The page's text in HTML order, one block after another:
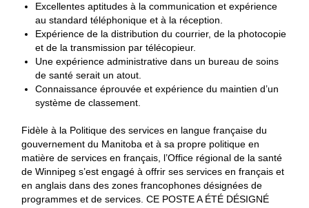
Excellentes aptitudes à la communication et expérience
au standard téléphonique et à la réception.
Expérience de la distribution du courrier, de la photocopie
et de la transmission par télécopieur.
Une expérience administrative dans un bureau de soins
de santé serait un atout.
Connaissance éprouvée et expérience du maintien d’un
système de classement.
Fidèle à la Politique des services en langue française du
gouvernement du Manitoba et à sa propre politique en
matière de services en français, l’Office régional de la santé
de Winnipeg s’est engagé à offrir ses services en français et
en anglais dans des zones francophones désignées de
programmes et de services. CE POSTE A ÉTÉ DÉSIGNÉ